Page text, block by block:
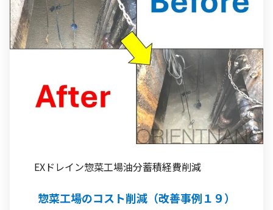
EXドレイン惣菜工場油分蓄積経費削減
惣菜工場のコスト削減（改善事例１９）